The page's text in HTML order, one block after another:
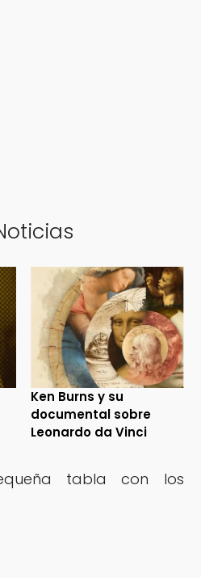
Ken Burns y su
documental sobre
Leonardo da Vinci
tabla con los